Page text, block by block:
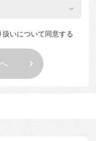
いについて同意する